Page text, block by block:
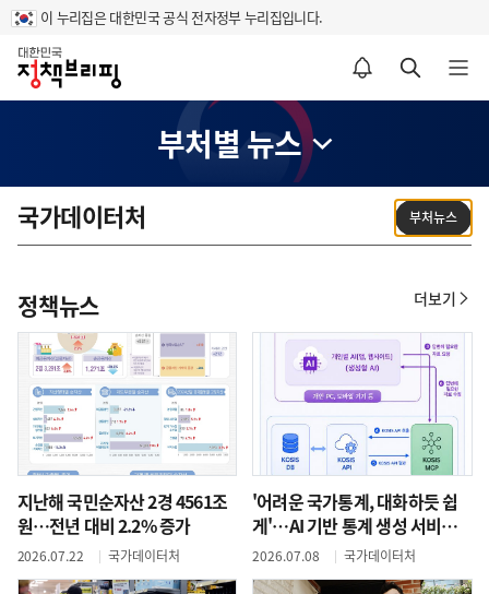
이 누리집은 대한민국 공식 전자정부 누리집입니다.
홈
알림설정 바로가기 검색 바로가기 메뉴 열기
부처별 뉴스
국가데이터처 부처뉴스
정책뉴스
지난해 국민순자산 2경 4561조
원…전년 대비 2.2% 증가
2026.07.22 국가데이터처
'어려운 국가통계, 대화하듯 쉽
게'…AI 기반 통계 생성 서비스
개시
2026.07.08 국가데이터처
더보기